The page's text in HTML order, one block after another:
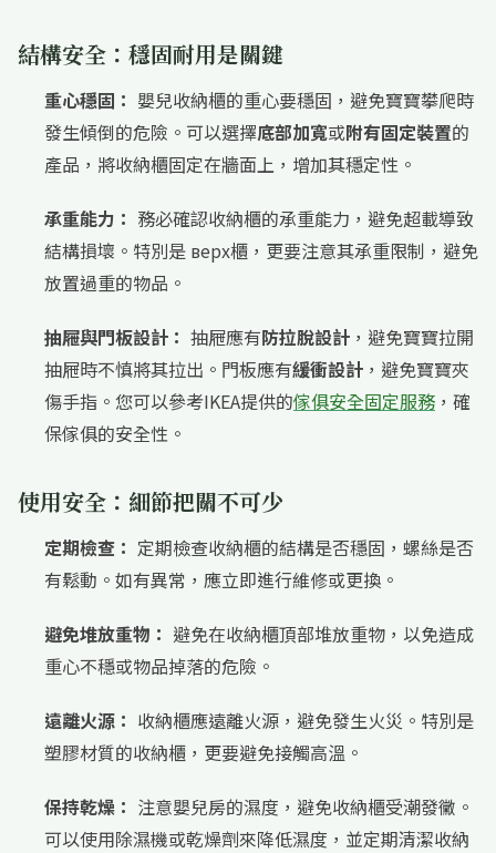
結構安全：穩固耐用是關鍵
重心穩固： 嬰兒收納櫃的重心要穩固，避免寶寶攀爬時
發生傾倒的危險。可以選擇底部加寬或附有固定裝置的
產品，將收納櫃固定在牆面上，增加其穩定性。
承重能力： 務必確認收納櫃的承重能力，避免超載導致
結構損壞。特別是 верх櫃，更要注意其承重限制，避免
放置過重的物品。
抽屜與門板設計： 抽屜應有防拉脫設計 ，避免寶寶拉開
抽屜時不慎將其拉出。門板應有緩衝設計 ，避免寶寶夾
傷手指。您可以參考IKEA提供的傢俱安全固定服務 ，確
保傢俱的安全性。
使用安全：細節把關不可少
定期檢查： 定期檢查收納櫃的結構是否穩固，螺絲是否
有鬆動。如有異常，應立即進行維修或更換。
避免堆放重物： 避免在收納櫃頂部堆放重物，以免造成
重心不穩或物品掉落的危險。
遠離火源： 收納櫃應遠離火源，避免發生火災。特別是
塑膠材質的收納櫃，更要避免接觸高溫。
保持乾燥： 注意嬰兒房的濕度，避免收納櫃受潮發黴。
可以使用除濕機或乾燥劑來降低濕度，並定期清潔收納